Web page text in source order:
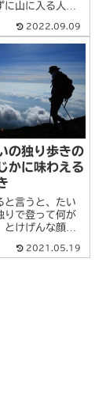
山に入る人は
リに頼って歩く
れでも、道迷い
図はあるのに、
ぜ、道に迷っ
ょ>続きを読む
2022.09.09
の独り歩きの
かに味わえる
と言うと、たい
りで登って何が
けげんな顔を
事も独りでする
ったら助けて
い>続きを読む
2021.05.19